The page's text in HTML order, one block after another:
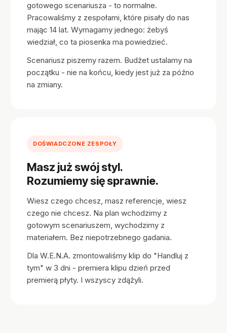
gotowego scenariusza - to normalne.
Pracowaliśmy z zespołami, które pisały do nas
mając 14 lat. Wymagamy jednego: żebyś
wiedział, co ta piosenka ma powiedzieć.
Scenariusz piszemy razem. Budżet ustalamy na
początku - nie na końcu, kiedy jest już za późno
na zmiany.
DOŚWIADCZONE ZESPOŁY
Masz już swój styl.
Rozumiemy się sprawnie.
Wiesz czego chcesz, masz referencje, wiesz
czego nie chcesz. Na plan wchodzimy z
gotowym scenariuszem, wychodzimy z
materiałem. Bez niepotrzebnego gadania.
Dla W.E.N.A. zmontowaliśmy klip do "Handluj z
tym" w 3 dni - premiera klipu dzień przed
premierą płyty. I wszyscy zdążyli.